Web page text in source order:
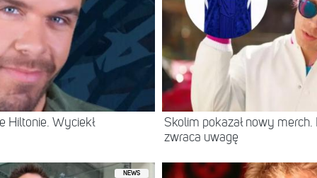
Hiltonie. Wyciekł
Skolim pokazał nowy
zwraca uwagę
NEWS